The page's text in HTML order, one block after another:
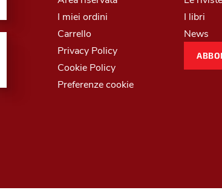
I miei ordini
Carrello
Privacy Policy
Cookie Policy
Preferenze cookie
I libri
News